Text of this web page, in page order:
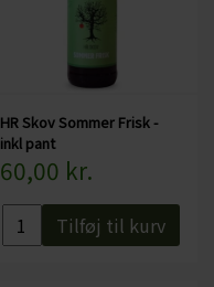
HR Skov Sommer Frisk -
inkl pant
60,00 kr.
Tilføj til kurv